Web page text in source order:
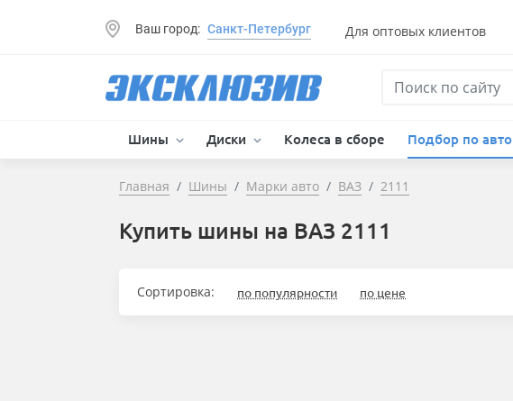
Ваш город: Санкт-Петербург Для оптовых клиентов
Шины Диски Колеса в сборе Подбор по авто
Главная Шины Марки авто ВАЗ 2111
Купить шины на ВАЗ 2111
Сортировка: по популярности по цене